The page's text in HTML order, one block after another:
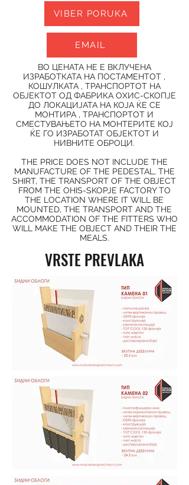
VIBER PORUKA
EMAIL
ВО ЦЕНАТА НЕ Е ВКЛУЧЕНА
ИЗРАБОТКАТА НА ПОСТАМЕНТОТ ,
КОШУЛКАТА , ТРАНСПОРТОТ НА
ОБЈЕКТОТ ОД ФАБРИКА ОХИС-СКОПЈЕ
ДО ЛОКАЦИЈАТА НА КОЈА ЌЕ СЕ
МОНТИРА , ТРАНСПОРТОТ И
СМЕСТУВАЊЕТО НА МОНТЕРИТЕ КОЈ
ЌЕ ГО ИЗРАБОТАТ ОБЈЕКТОТ И
НИВНИТЕ ОБРОЦИ.
THE PRICE DOES NOT INCLUDE THE
MANUFACTURE OF THE PEDESTAL, THE
SHIRT, THE TRANSPORT OF THE OBJECT
FROM THE OHIS-SKOPJE FACTORY TO
THE LOCATION WHERE IT WILL BE
MOUNTED, THE TRANSPORT AND THE
ACCOMMODATION OF THE FITTERS WHO
WILL MAKE THE OBJECT AND THEIR THE
MEALS.
VRSTE PREVLAKA